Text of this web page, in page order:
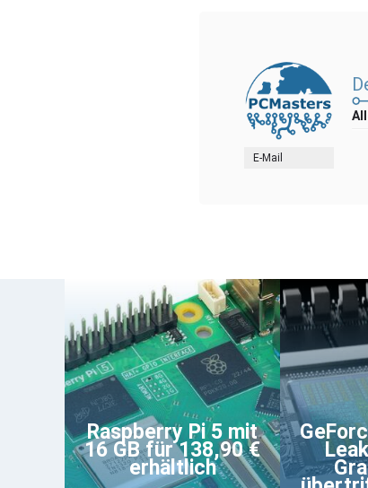
E-Mail
Raspberry Pi 5 mit
16 GB für 138,90 €
erhältlich